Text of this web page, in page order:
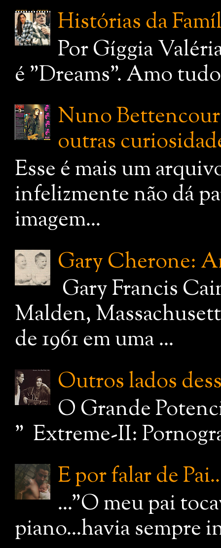
Histórias da
Por Gíggia
é "Dreams". Amo
Nuno
outras
Esse é mais um
infelizmente não dá
imagem...
Gary Cherone:
Gary Francis
Malden,
de 1961 em uma ...
Outros lados
O Grande
" Extreme-II:
E por falar de
..."O meu pai
piano...havia sempre